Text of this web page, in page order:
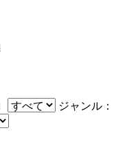
ジャンル：